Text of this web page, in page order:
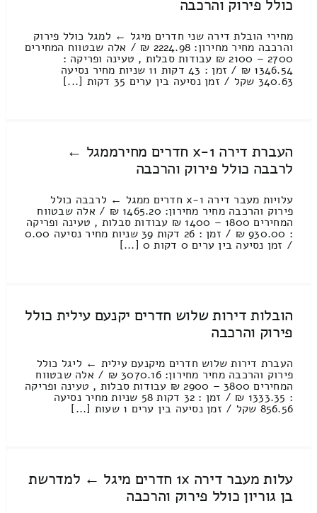
כולל פירוק והרכבה
מחירי הובלת דירה שני חדרים מיגל ← למגל כולל פירוק
והרכבה מחיר מחירון: 2224.98 ₪ / אלה שבטווח המחירים
2700 – 2100 ₪ עבודות סבלות , טעינה ופריקה :
1346.54 ₪ / זמן : 43 דקות 11 שניות מחיר נסיעה
340.63 שקל / זמן נסיעה בין ערים 35 דקות [...]
העברת דירה 1-x חדרים מחירממגל ←
לרבבה כולל פירוק והרכבה
עלויות מעבר דירה 1-x חדרים ממגל ← לרבבה כולל
פירוק והרכבה מחיר מחירון: 1465.20 ₪ / אלה שבטווח
המחירים 1800 – 1400 ₪ עבודות סבלות , טעינה ופריקה
: 930.00 ₪ / זמן : 26 דקות 39 שניות מחיר נסיעה 0.00
/ זמן נסיעה בין ערים 0 דקות 0 [...]
הובלות דירות שלוש חדרים יקנעם עילית כולל
פירוק והרכבה
העברת דירות שלוש חדרים מיקנעם עילית ← ליגל כולל
פירוק והרכבה מחיר מחירון: 3070.16 ₪ / אלה שבטווח
המחירים 3800 – 2900 ₪ עבודות סבלות , טעינה ופריקה
: 1333.35 ₪ / זמן : 32 דקות 58 שניות מחיר נסיעה
856.56 שקל / זמן נסיעה בין ערים 1 שעות [...]
עלות מעבר דירה 1x חדרים מיגל ← למדרשת
בן גוריון כולל פירוק והרכבה